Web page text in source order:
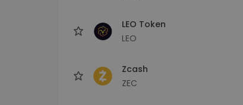
LEO Token
LEO
Zcash
ZEC